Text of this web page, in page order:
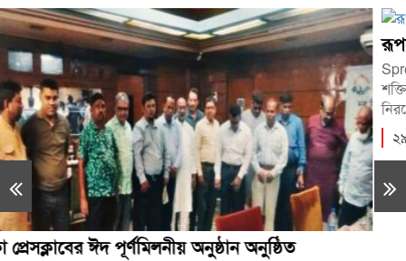
রূপসা উপজেলা প্রেসক্লাবে মাসিক সমন্বয় সভা
Spread the loveসাগর কুমার বাড়ই , ভ্রাম্যমান
শক্তিতে বলিয়ান খুলনা জেলার রূপসা উপজেলা
নিরপেক্ষ সংবাদ প্রকাশ করার...
২৯ এপ্রিল ২০২৩, ১৪:৫৯